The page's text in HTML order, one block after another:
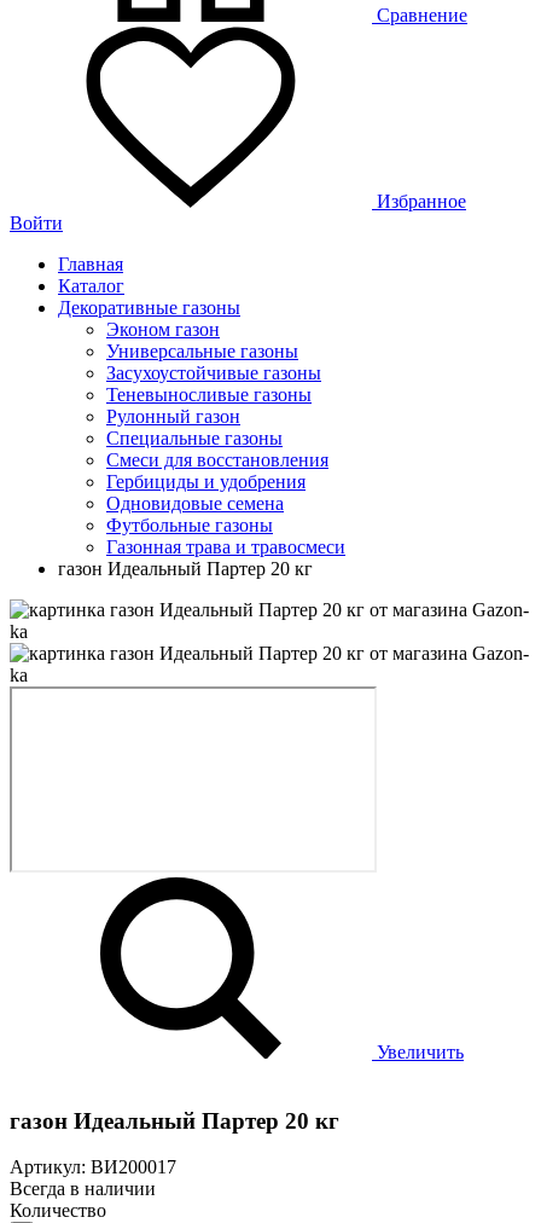
Сравнение
Избранное
Войти
Главная
Каталог
Декоративные газоны
Эконом газон
Универсальные газоны
Засухоустойчивые газоны
Теневыносливые газоны
Рулонный газон
Специальные газоны
Смеси для восстановления
Гербициды и удобрения
Одновидовые семена
Футбольные газоны
Газонная трава и травосмеси
газон Идеальный Партер 20 кг
Увеличить
газон Идеальный Партер 20 кг
Артикул: ВИ200017
Всегда в наличии
Количество